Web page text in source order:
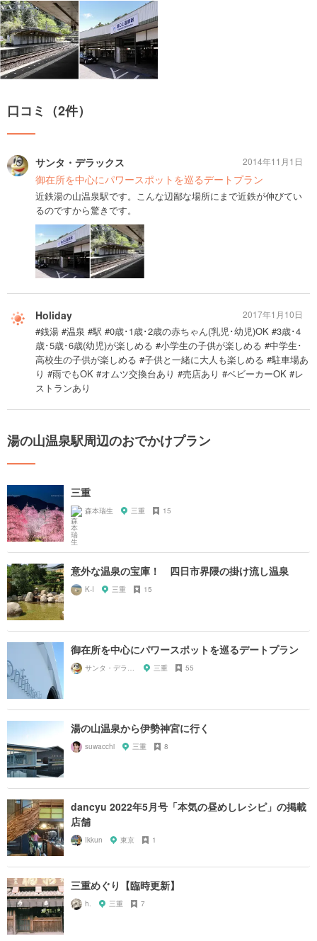
口コミ（2件）
サンタ・デラックス
御在所を中心にパワースポットを巡るデートプラン
近鉄湯の山温泉駅です。こんな辺鄙な場所にまで近鉄が伸びてい
るのですから驚きです。
2014年11月1日
Holiday
#銭湯 #温泉 #駅 #0歳･1歳･2歳の赤ちゃん(乳児･幼児)OK #3歳･4
歳･5歳･6歳(幼児)が楽しめる #小学生の子供が楽しめる #中学生･
高校生の子供が楽しめる #子供と一緒に大人も楽しめる #駐車場あ
り #雨でもOK #オムツ交換台あり #売店あり #ベビーカーOK #レ
ストランあり
2017年1月10日
湯の山温泉駅周辺のおでかけプラン
三重
森本瑞生 三重 15
意外な温泉の宝庫！ 四日市界隈の掛け流し温泉
K-I 三重 15
御在所を中心にパワースポットを巡るデートプラン
サンタ・デラックス 三重 55
湯の山温泉から伊勢神宮に行く
suwacchi 三重 8
dancyu 2022年5月号「本気の昼めしレシピ」の掲載
店舗
Ikkun 東京 1
三重めぐり【臨時更新】
h. 三重 7